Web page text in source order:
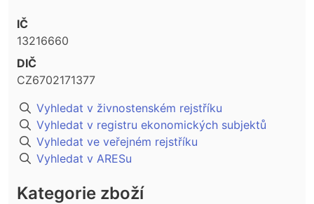
IČ
13216660
DIČ
CZ6702171377
Vyhledat v živnostenském rejstříku
Vyhledat v registru ekonomických subjektů
Vyhledat ve veřejném rejstříku
Vyhledat v ARESu
Kategorie zboží